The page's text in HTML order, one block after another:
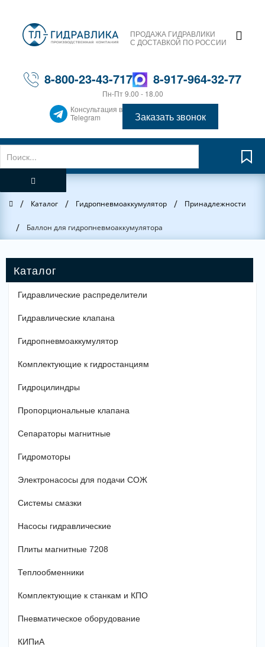
ПРОДАЖА ГИДРАВЛИКИ
С ДОСТАВКОЙ ПО РОССИИ
8-800-23-43-717 8-917-964-32-77
Пн-Пт 9.00 - 18.00
Консультация в
Telegram
Заказать звонок
Главная
/ Каталог / Гидропневмоаккумулятор / Принадлежности
/ Баллон для гидропневмоаккумулятора
Гидравлические распределители
Гидравлические клапана
Гидропневмоаккумулятор
Комплектующие к гидростанциям
Гидроцилиндры
Пропорциональные клапана
Сепараторы магнитные
Гидромоторы
Электронасосы для подачи СОЖ
Системы смазки
Насосы гидравлические
Плиты магнитные 7208
Теплообменники
Комплектующие к станкам и КПО
Пневматическое оборудование
КИПиА